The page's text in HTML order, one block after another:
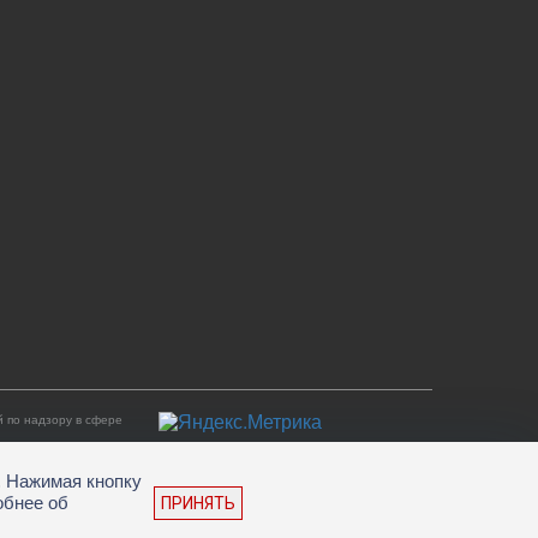
надзору в сфере
Нажимая кнопку
об
ПРИНЯТЬ